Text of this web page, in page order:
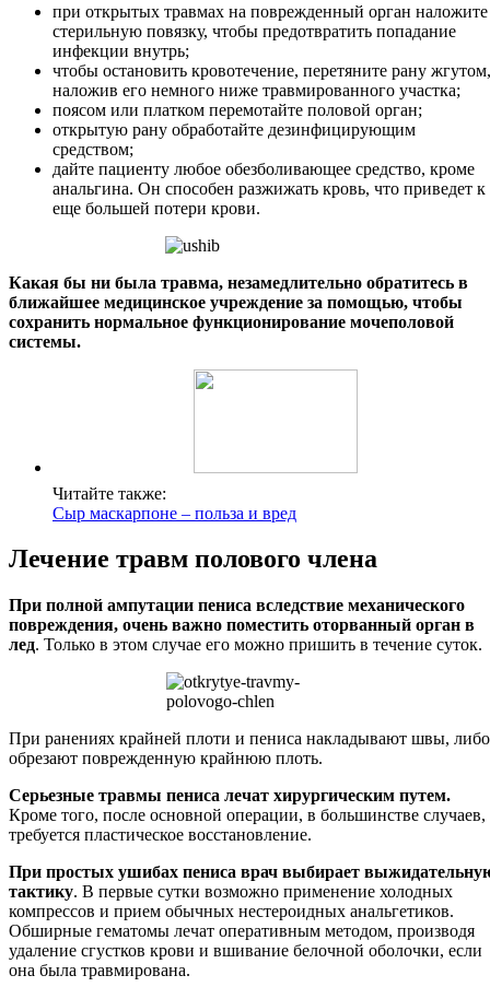
при открытых травмах на поврежденный орган наложите
стерильную повязку, чтобы предотвратить попадание
инфекции внутрь;
чтобы остановить кровотечение, перетяните рану жгутом,
наложив его немного ниже травмированного участка;
поясом или платком перемотайте половой орган;
открытую рану обработайте дезинфицирующим
средством;
дайте пациенту любое обезболивающее средство, кроме
анальгина. Он способен разжижать кровь, что приведет к
еще большей потери крови.
Какая бы ни была травма, незамедлительно обратитесь в
ближайшее медицинское учреждение за помощью, чтобы
сохранить нормальное функционирование мочеполовой
системы.
Читайте также:
Сыр маскарпоне – польза и вред
Лечение травм полового члена
При полной ампутации пениса вследствие механического
повреждения, очень важно поместить оторванный орган в
лед. Только в этом случае его можно пришить в течение суток.
При ранениях крайней плоти и пениса накладывают швы, либо
обрезают поврежденную крайнюю плоть.
Серьезные травмы пениса лечат хирургическим путем.
Кроме того, после основной операции, в большинстве случаев,
требуется пластическое восстановление.
При простых ушибах пениса врач выбирает
тактику. В первые сутки возможно применение холодных
компрессов и прием обычных нестероидных анальгетиков.
Обширные гематомы лечат оперативным методом, производя
удаление сгустков крови и вшивание белочной оболочки, если
она была травмирована.